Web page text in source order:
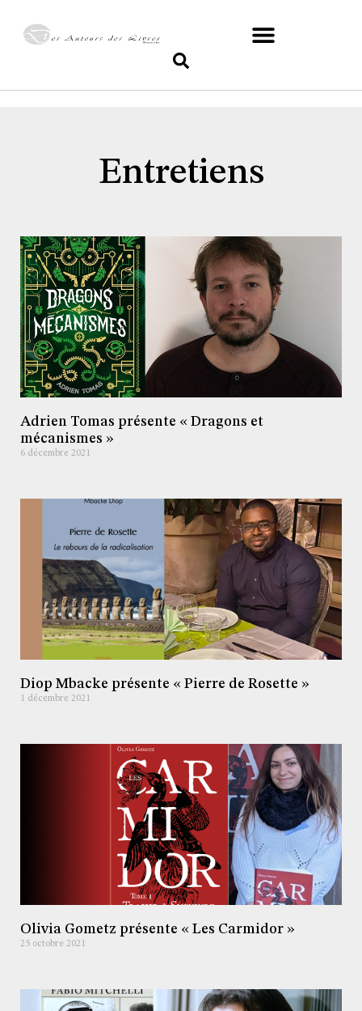
Entretiens
Adrien Tomas présente « Dragons et
mécanismes »
6 décembre 2021
Diop Mbacke présente « Pierre de Rosette »
1 décembre 2021
Olivia Gometz présente « Les Carmidor »
25 octobre 2021